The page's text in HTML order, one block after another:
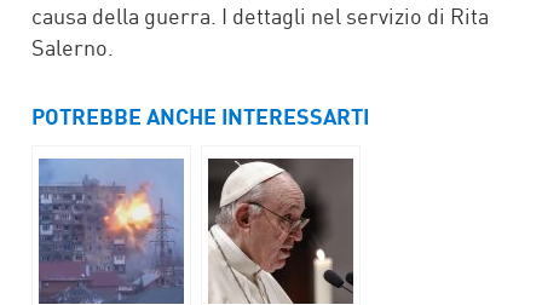
causa della guerra. I dettagli nel servizio di Rita
Salerno.
POTREBBE ANCHE INTERESSARTI